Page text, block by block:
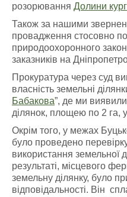
розорювання Долини
Також за нашими
провадження стосовно
природоохоронного
заказників на
Прокуратура через суд
власність земельні
Бабакова”, де ми
ділянок, площею по 2 га,
Окрім того, у межах
було проведено
використання земельної
результаті, місцевого
земельну ділянку, було
відповідальності. Він